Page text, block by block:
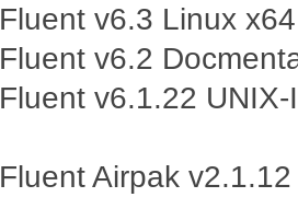
Fluent v6.3 Linux
Fluent v6.2
Fluent v6.1.22
Fluent Airpak